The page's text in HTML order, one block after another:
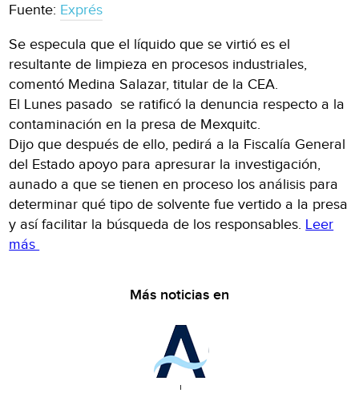
Fuente: Exprés
Se especula que el líquido que se virtió es el
resultante de limpieza en procesos industriales,
comentó Medina Salazar, titular de la CEA.
El Lunes pasado se ratificó la denuncia respecto a la
contaminación en la presa de Mexquitc.
Dijo que después de ello, pedirá a la Fiscalía General
del Estado apoyo para apresurar la investigación,
aunado a que se tienen en proceso los análisis para
determinar qué tipo de solvente fue vertido a la presa
y así facilitar la búsqueda de los responsables. Leer
más
Más noticias en